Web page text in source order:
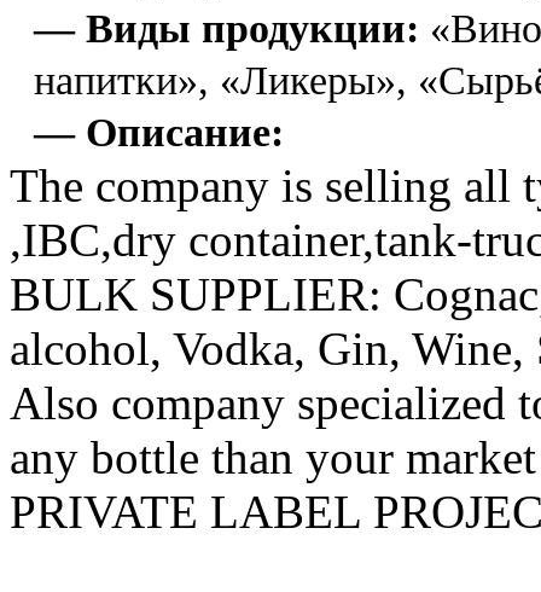
— Виды продукции:
напитки», «Ликеры»,
— Описание:
The company is selling all
,IBC,dry container,tank-
BULK SUPPLIER:
alcohol, Vodka, Gin,
Also company specialized
any bottle than your
PRIVATE LABEL